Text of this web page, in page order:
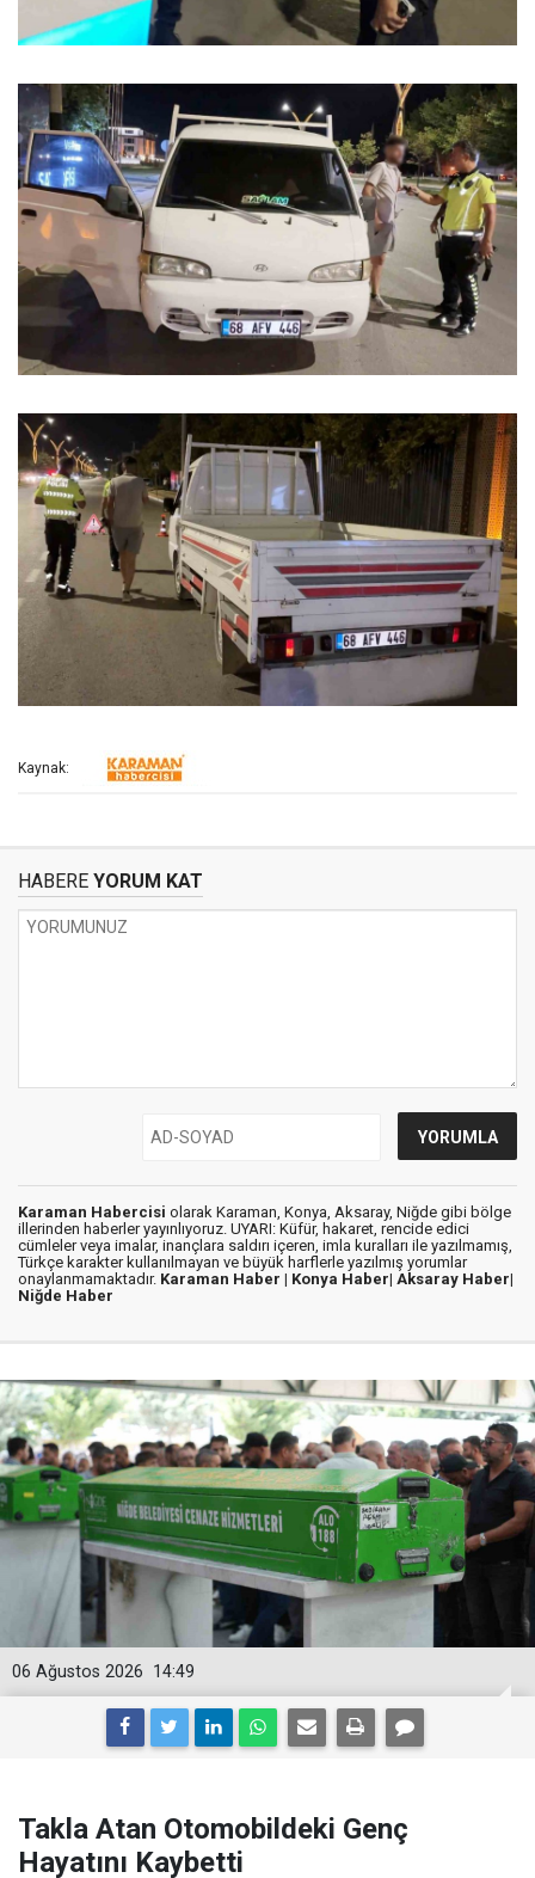
Kaynak:
HABERE YORUM KAT
Karaman Habercisi olarak Karaman, Konya, Aksaray, Niğde gibi bölge
illerinden haberler yayınlıyoruz. UYARI: Küfür, hakaret, rencide edici
cümleler veya imalar, inançlara saldırı içeren, imla kuralları ile yazılmamış,
Türkçe karakter kullanılmayan ve büyük harflerle yazılmış yorumlar
onaylanmamaktadır. Karaman Haber | Konya Haber| Aksaray Haber|
Niğde Haber
14:49
06 Ağustos 2026
Takla Atan Otomobildeki Genç
Hayatını Kaybetti